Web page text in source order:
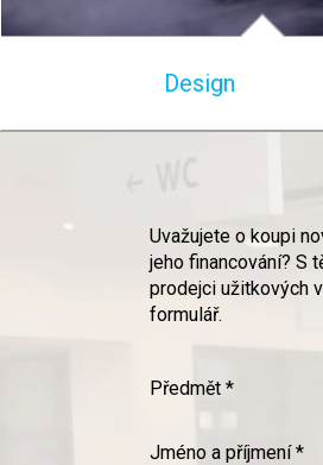
Design
Uvažujete o koupi
jeho financování? S
prodejci užitkových
formulář.
Předmět *
Jméno a příjmení *